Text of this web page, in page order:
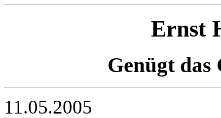
Ernst
Genügt das
11.05.2005